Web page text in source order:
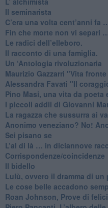
Il seminarista
​C’era una volta cent’anni fa
​Fin che morte non vi separi
​Le radici dell’elleboro.
​Il racconto di una famiglia.
Un ‘Antologia rivoluzionaria
​Maurizio Gazzarri "Vita
​Alessandra Favati "Il
​Pino Masi, una vita da poeta
​I piccoli addii di Giovanni
​La ragazza che sussurra ai
​Anonimo veneziano? No!
​Sei pisano se
​L’al di là … in diciannove
Corrispondenze/coincidenze
Il bidello
Lulù, ovvero il dramma di
Le cose belle accadono
Roan Johnson, Prove di